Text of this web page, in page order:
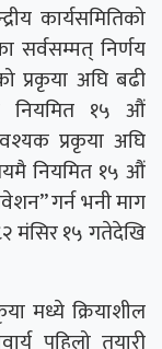
कार्यसमितिको
सर्वसम्मत् निर्णय
प्रकृया अघि बढी
१५ औं
प्रकृया अघि
नियमित १५ औं
गर्न भनी माग
मंसिर १५ गतेदेखि
मध्ये क्रियाशील